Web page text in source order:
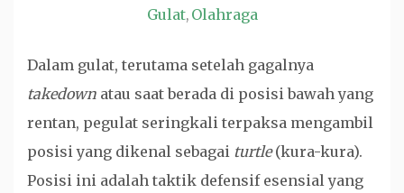
Gulat, Olahraga
Dalam gulat, terutama setelah gagalnya
takedown atau saat berada di posisi bawah yang
rentan, pegulat seringkali terpaksa mengambil
posisi yang dikenal sebagai turtle(kura-kura).
Posisi ini adalah taktik defensif esensial yang